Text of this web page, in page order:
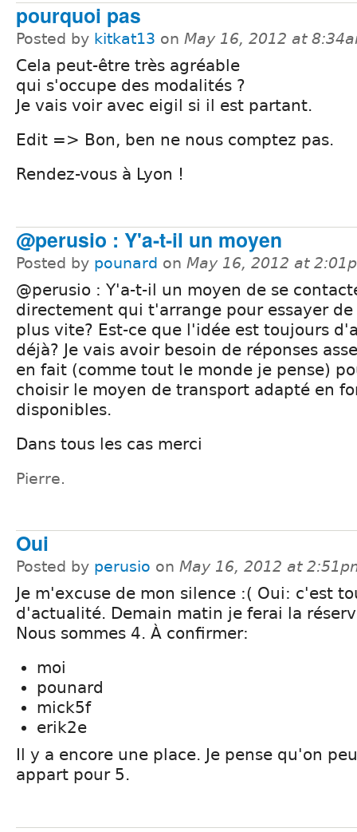
pourquoi pas
Posted by kitkat13 on May 16, 2012 at
Cela peut-être très agréable
qui s'occupe des modalités ?
Je vais voir avec eigil si il est partant.
Edit => Bon, ben ne nous comptez pas.
Rendez-vous à Lyon !
@perusio : Y'a-t-il un moyen
Posted by pounard on May 16, 2012 at
@perusio : Y'a-t-il un moyen de se
directement qui t'arrange pour essayer
plus vite? Est-ce que l'idée est toujours
déjà? Je vais avoir besoin de réponses
en fait (comme tout le monde je pense)
choisir le moyen de transport adapté en
disponibles.
Dans tous les cas merci
Pierre.
Oui
Posted by perusio on May 16, 2012 at
Je m'excuse de mon silence :( Oui: c'est
d'actualité. Demain matin je ferai la
Nous sommes 4. À confirmer:
moi
pounard
mick5f
erik2e
Il y a encore une place. Je pense qu'on
appart pour 5.